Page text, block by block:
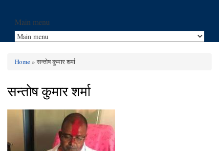
Main menu
You are here
Home» सन्तोष कुमार शर्मा
सन्तोष कुमार शर्मा